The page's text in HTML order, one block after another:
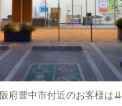
府豊中市付近のお客様は⇊